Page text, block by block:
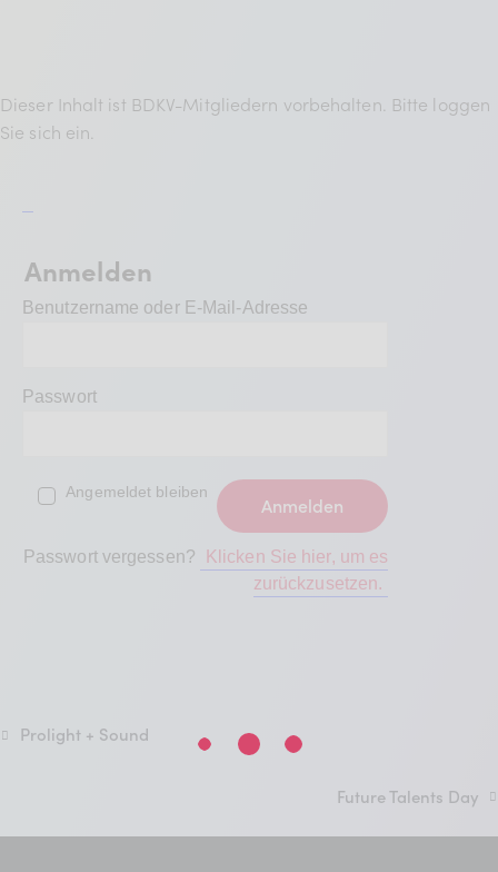
Dieser Inhalt ist BDKV-Mitgliedern vorbehalten. Bitte loggen
Sie sich ein.
Anmelden
Benutzername oder E-Mail-Adresse
Passwort
Angemeldet bleiben
Passwort vergessen?
Klicken Sie hier, um es
zurückzusetzen.
Prolight + Sound
Future Talents Day
Services
Geldwerte Vorteile und